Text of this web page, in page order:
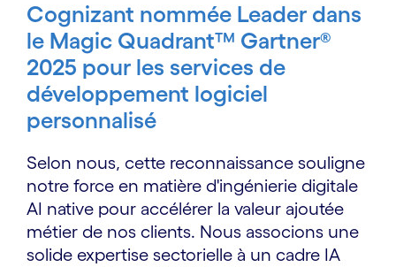
Cognizant nommée Leader dans
le Magic Quadrant™ Gartner®
2025 pour les services de
développement logiciel
personnalisé
Selon nous, cette reconnaissance souligne
notre force en matière d'ingénierie digitale
AI native pour accélérer la valeur ajoutée
métier de nos clients. Nous associons une
solide expertise sectorielle à un cadre IA